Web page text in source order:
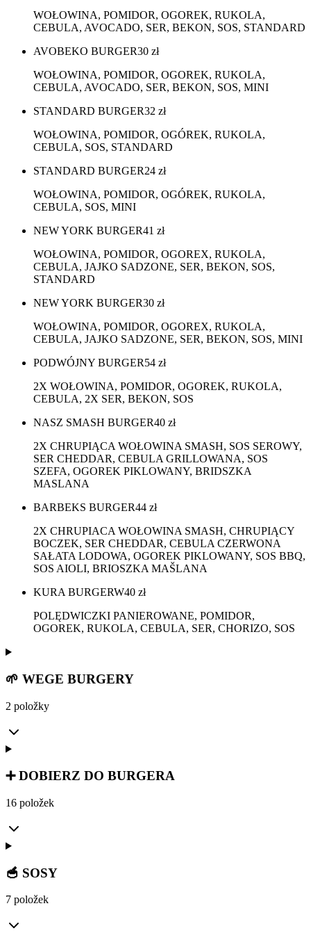
WOŁOWINA, POMIDOR, OGOREK, RUKOLA,
CEBULA, AVOCADO, SER, BEKON, SOS, STANDARD
AVOBEKO BURGER30 zł
WOŁOWINA, POMIDOR, OGOREK, RUKOLA,
CEBULA, AVOCADO, SER, BEKON, SOS, MINI
STANDARD BURGER32 zł
WOŁOWINA, POMIDOR, OGÓREK, RUKOLA,
CEBULA, SOS, STANDARD
STANDARD BURGER24 zł
WOŁOWINA, POMIDOR, OGÓREK, RUKOLA,
CEBULA, SOS, MINI
NEW YORK BURGER41 zł
WOŁOWINA, POMIDOR, OGOREX, RUKOLA,
CEBULA, JAJKO SADZONE, SER, BEKON, SOS,
STANDARD
NEW YORK BURGER30 zł
WOŁOWINA, POMIDOR, OGOREX, RUKOLA,
CEBULA, JAJKO SADZONE, SER, BEKON, SOS, MINI
PODWÓJNY BURGER54 zł
2X WOŁOWINA, POMIDOR, OGOREK, RUKOLA,
CEBULA, 2X SER, BEKON, SOS
NASZ SMASH BURGER40 zł
2X CHRUPIĄCA WOŁOWINA SMASH, SOS SEROWY,
SER CHEDDAR, CEBULA GRILLOWANA, SOS
SZEFA, OGOREK PIKLOWANY, BRIDSZKA
MASLANA
BARBEKS BURGER44 zł
2X CHRUPIACA WOŁOWINA SMASH, CHRUPIĄCY
BOCZEK, SER CHEDDAR, CEBULA CZERWONA
SAŁATA LODOWA, OGOREK PIKLOWANY, SOS BBQ,
SOS AIOLI, BRIOSZKA MAŠLANA
KURA BURGERW40 zł
POLĘDWICZKI PANIEROWANE, POMIDOR,
OGOREK, RUKOLA, CEBULA, SER, CHORIZO, SOS
🌱 WEGE BURGERY
2 položky
➕ DOBIERZ DO BURGERA
16 položek
🥣 SOSY
7 položek